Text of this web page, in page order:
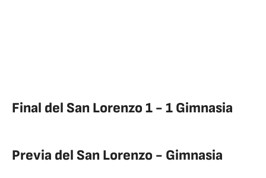
Final del San Lorenzo 1 - 1 Gimnasia
Previa del San Lorenzo - Gimnasia